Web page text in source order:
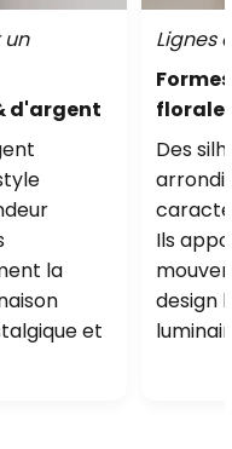
un
d'argent
la
et
Lignes
florale
Des
Ils
design